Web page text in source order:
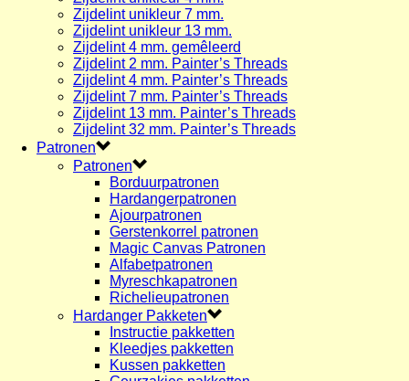
Zijdelint unikleur 7 mm.
Zijdelint unikleur 13 mm.
Zijdelint 4 mm. gemêleerd
Zijdelint 2 mm. Painter’s Threads
Zijdelint 4 mm. Painter’s Threads
Zijdelint 7 mm. Painter’s Threads
Zijdelint 13 mm. Painter’s Threads
Zijdelint 32 mm. Painter’s Threads
Patronen
Patronen
Borduurpatronen
Hardangerpatronen
Ajourpatronen
Gerstenkorrel patronen
Magic Canvas Patronen
Alfabetpatronen
Myreschkapatronen
Richelieupatronen
Hardanger Pakketen
Instructie pakketten
Kleedjes pakketten
Kussen pakketten